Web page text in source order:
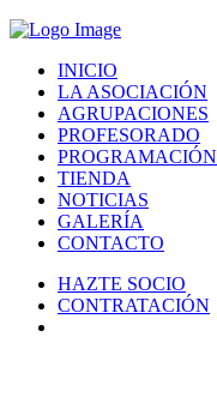
INICIO
LA ASOCIACIÓN
AGRUPACIONES
PROFESORADO
PROGRAMACIÓN
TIENDA
NOTICIAS
GALERÍA
CONTACTO
HAZTE SOCIO
CONTRATACIÓN